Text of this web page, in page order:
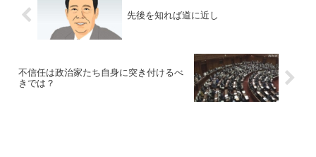
先後を知れば道に近し
不信任は政治家たち自身に突き付けるべ
きでは？